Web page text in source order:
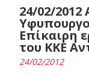
24/02/
Επίκαιρη
του ΚΚΕ
24/02/2012